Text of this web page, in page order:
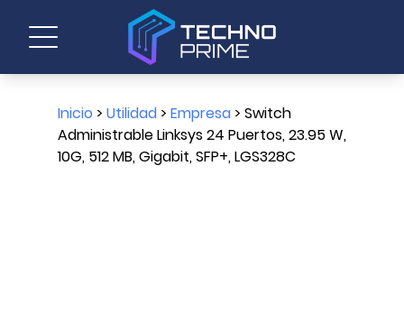
Inicio > Utilidad> Empresa> Switch
Administrable Linksys 24 Puertos, 23.95 W,
10G, 512 MB, Gigabit, SFP+, LGS328C